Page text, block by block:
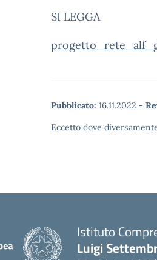
SI LEGGA
Pubblicato: 16.11.2022 -
Eccetto dove
Istituto
Luigi